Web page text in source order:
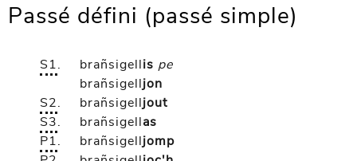
Passé défini (passé simple)
S1. brañsigellis pe
brañsigelljon
S2. brañsigelljout
S3. brañsigellas
P1. brañsigelljomp